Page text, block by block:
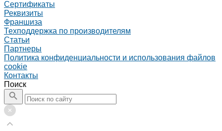
Сертификаты
Реквизиты
Франшиза
Техподдержка по производителям
Статьи
Партнеры
Политика конфиденциальности и использования файлов
cookie
Контакты
Поиск